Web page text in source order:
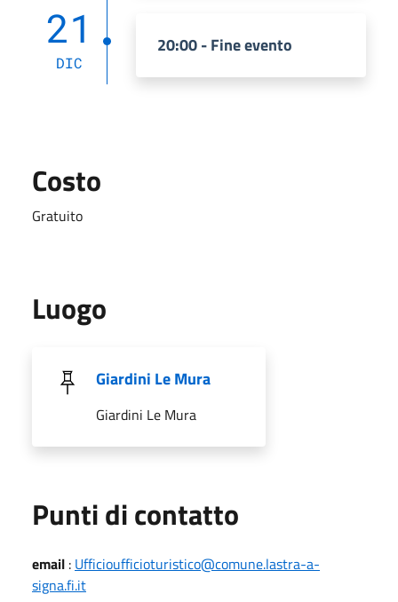
21
DIC
20:00 - Fine evento
Costo
Gratuito
Luogo
Giardini Le Mura
Giardini Le Mura
Punti di contatto
email : Ufficioufficioturistico@comune.lastra-a-
signa.fi.it